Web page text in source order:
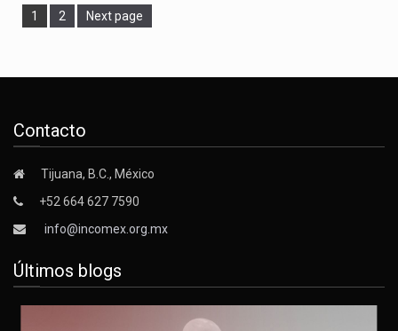
Page
1 Page
2 Next page
Contacto
Tijuana, B.C., México
+52 664 627 7590
info@incomex.org.mx
Últimos blogs